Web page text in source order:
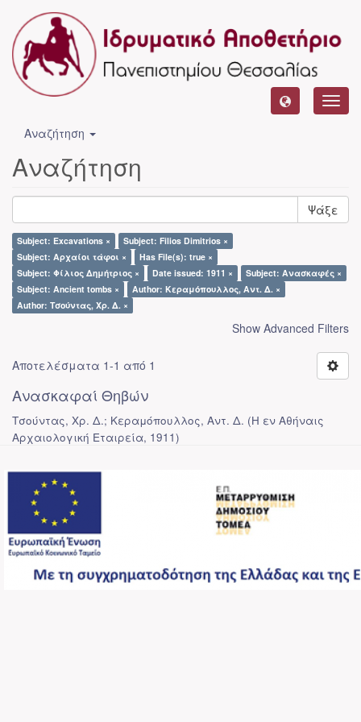
Αναζήτηση
Αναζήτηση
Ψάξε
Subject: Excavations ×
Subject: Filios Dimitrios ×
Subject: Αρχαίοι τάφοι ×
Has File(s): true ×
Subject: Φίλιος Δημήτριος ×
Date issued: 1911 ×
Subject: Ανασκαφές ×
Subject: Ancient tombs ×
Author: Κεραμόπουλλος, Αντ. Δ. ×
Author: Τσούντας, Χρ. Δ. ×
Show Advanced Filters
Αποτελέσματα 1-1 από 1
Ανασκαφαί Θηβών
Τσούντας, Χρ. Δ.; Κεραμόπουλλος, Αντ. Δ. (Η εν Αθήναις
Αρχαιολογική Εταιρεία, 1911)